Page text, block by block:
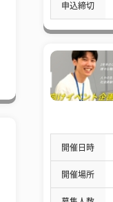
申込締切
開催日時
開催場所